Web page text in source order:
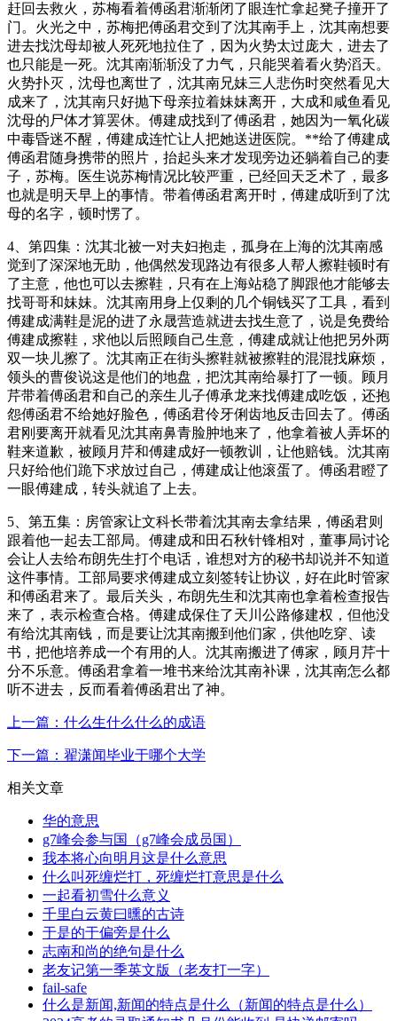
赶回去救火，苏梅看着傅函君渐渐闭了眼连忙拿起凳子撞开了
门。火光之中，苏梅把傅函君交到了沈其南手上，沈其南想要
进去找沈母却被人死死地拉住了，因为火势太过庞大，进去了
也只能是一死。沈其南渐渐没了力气，只能哭着看火势滔天。
火势扑灭，沈母也离世了，沈其南兄妹三人悲伤时突然看见大
成来了，沈其南只好抛下母亲拉着妹妹离开，大成和咸鱼看见
沈母的尸体才算罢休。傅建成找到了傅函君，她因为一氧化碳
中毒昏迷不醒，傅建成连忙让人把她送进医院。**给了傅建成
傅函君随身携带的照片，抬起头来才发现旁边还躺着自己的妻
子，苏梅。医生说苏梅情况比较严重，已经回天乏术了，最多
也就是明天早上的事情。带着傅函君离开时，傅建成听到了沈
母的名字，顿时愣了。
4、第四集：沈其北被一对夫妇抱走，孤身在上海的沈其南感
觉到了深深地无助，他偶然发现路边有很多人帮人擦鞋顿时有
了主意，他也可以去擦鞋，只有在上海站稳了脚跟他才能够去
找哥哥和妹妹。沈其南用身上仅剩的几个铜钱买了工具，看到
傅建成满鞋是泥的进了永晟营造就进去找生意了，说是免费给
傅建成擦鞋，求他以后照顾自己生意，傅建成就让他把另外两
双一块儿擦了。沈其南正在街头擦鞋就被擦鞋的混混找麻烦，
领头的曹俊说这是他们的地盘，把沈其南给暴打了一顿。顾月
芹带着傅函君和自己的亲生儿子傅承龙来找傅建成吃饭，还抱
怨傅函君不给她好脸色，傅函君伶牙俐齿地反击回去了。傅函
君刚要离开就看见沈其南鼻青脸肿地来了，他拿着被人弄坏的
鞋来道歉，被顾月芹和傅建成好一顿教训，让他赔钱。沈其南
只好给他们跪下求放过自己，傅建成让他滚蛋了。傅函君瞪了
一眼傅建成，转头就追了上去。
5、第五集：房管家让文科长带着沈其南去拿结果，傅函君则
跟着他一起去工部局。傅建成和田石秋针锋相对，董事局讨论
会让人去给布朗先生打个电话，谁想对方的秘书却说并不知道
这件事情。工部局要求傅建成立刻签转让协议，好在此时管家
和傅函君来了。最后关头，布朗先生和沈其南也拿着检查报告
来了，表示检查合格。傅建成保住了天川公路修建权，但他没
有给沈其南钱，而是要让沈其南搬到他们家，供他吃穿、读
书，把他培养成一个有用的人。沈其南搬进了傅家，顾月芹十
分不乐意。傅函君拿着一堆书来给沈其南补课，沈其南怎么都
听不进去，反而看着傅函君出了神。
上一篇：什么生什么什么的成语
下一篇：翟潇闻毕业于哪个大学
相关文章
华的意思
g7峰会参与国（g7峰会成员国）
我本将心向明月这是什么意思
什么叫死缠烂打，死缠烂打意思是什么
一起看初雪什么意义
千里白云黄曰曛的古诗
于是的于偏旁是什么
志南和尚的绝句是什么
老友记第一季英文版（老友打一字）
fail-safe
什么是新闻,新闻的特点是什么（新闻的特点是什么）